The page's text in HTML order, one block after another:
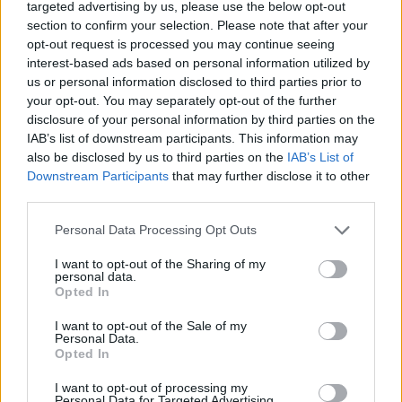
targeted advertising by us, please use the below opt-out
section to confirm your selection. Please note that after your
opt-out request is processed you may continue seeing
interest-based ads based on personal information utilized by
us or personal information disclosed to third parties prior to
your opt-out. You may separately opt-out of the further
disclosure of your personal information by third parties on the
IAB’s list of downstream participants. This information may
also be disclosed by us to third parties on the IAB’s List of
Downstream Participants that may further disclose it to other
Personal Data Processing Opt Outs
I want to opt-out of the Sharing of my
personal data.
Opted In
I want to opt-out of the Sale of my
Personal Data.
Opted In
I want to opt-out of processing my
ΔΕΙΤΕ ΕΠΙΣΗΣ
ΣΤΗΝ ΙΔΙΑ ΚΑΤΗΓΟΡΙΑ
Αλλαγές στο ωράριο του Μετρό
Θεσσαλονίκης σήμερα και
αύριο ‑ Δείτε τι ισχύει για τις
Εκτελούνται τελικές εργασίες για τη